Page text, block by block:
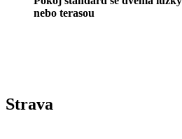
nebo terasou
Strava